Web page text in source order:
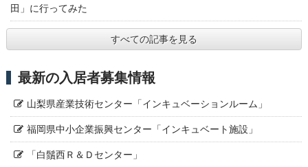
田」に行ってみた
すべての記事を見る
最新の入居者募集情報
山梨県産業技術センター「インキュベーションルーム」
福岡県中小企業振興センター「インキュベート施設」
「白鬚西Ｒ＆Ｄセンター」